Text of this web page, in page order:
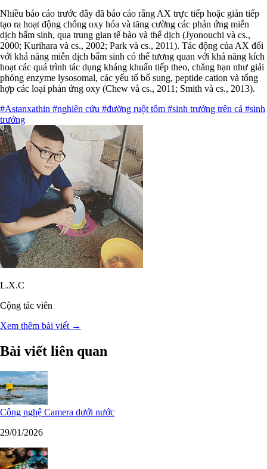
Nhiều báo cáo trước đây đã báo cáo rằng AX trực tiếp hoặc gián tiếp
tạo ra hoạt động chống oxy hóa và tăng cường các phản ứng miễn
dịch bẩm sinh, qua trung gian tế bào và thể dịch (Jyonouchi và cs.,
2000; Kurihara và cs., 2002; Park và cs., 2011). Tác động của AX đối
với khả năng miễn dịch bẩm sinh có thể tương quan với khả năng kích
hoạt các quá trình tác dụng kháng khuẩn tiếp theo, chẳng hạn như giải
phóng enzyme lysosomal, các yếu tố bổ sung, peptide cation và tổng
hợp các loại phản ứng oxy (Chew và cs., 2011; Smith và cs., 2013).
#Astanxathin #nghiên cứu #đường ruột tôm #sinh trưởng trên cá #sinh
trưởng
L.X.C
Cộng tác viên
Xem thêm bài viết →
Bài viết liên quan
Công nghệ Camera dưới nước
29/01/2026